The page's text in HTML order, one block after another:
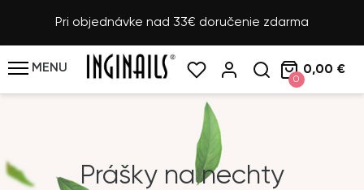
Pri objednávke nad 33€ doručenie zdarma
MENU
0
0,00 €
Prášky na nechty